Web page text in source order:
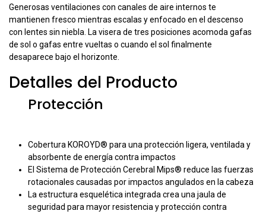
Generosas ventilaciones con canales de aire internos te
mantienen fresco mientras escalas y enfocado en el descenso
con lentes sin niebla. La visera de tres posiciones acomoda gafas
de sol o gafas entre vueltas o cuando el sol finalmente
desaparece bajo el horizonte.
Detalles del Producto
Protección
Cobertura KOROYD® para una protección ligera, ventilada y
absorbente de energía contra impactos
El Sistema de Protección Cerebral Mips® reduce las fuerzas
rotacionales causadas por impactos angulados en la cabeza
La estructura esquelética integrada crea una jaula de
seguridad para mayor resistencia y protección contra